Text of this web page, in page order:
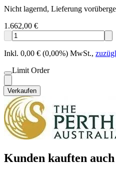
Nicht lagernd, Lieferung
1.662,00 €
Inkl. 0,00 € (0,00%) MwSt.,
Limit Order
Verkaufen
Kunden kauften auch